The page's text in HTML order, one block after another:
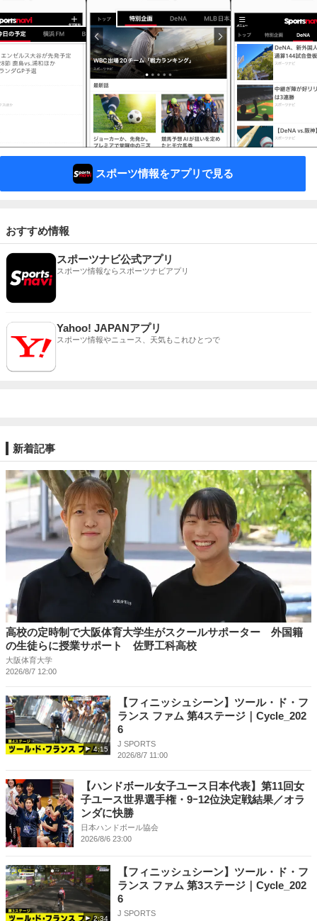
スポーツ情報をアプリで見る
おすすめ情報
スポーツナビ公式アプリ
スポーツ情報ならスポーツナビアプリ
Yahoo! JAPANアプリ
スポーツ情報やニュース、天気もこれひとつで
新着記事
高校の定時制で大阪体育大学生がスクールサポーター 外国籍
の生徒らに授業サポート 佐野工科高校
大阪体育大学
2026/8/7 12:00
4:15
【フィニッシュシーン】ツール・ド・フ
ランス ファム 第4ステージ｜Cycle_202
6
J SPORTS
2026/8/7 11:00
【ハンドボール女子ユース日本代表】第11回女
子ユース世界選手権・9ｰ12位決定戦結果／オラ
ンダに快勝
日本ハンドボール協会
2026/8/6 23:00
2:34
【フィニッシュシーン】ツール・ド・フ
ランス ファム 第3ステージ｜Cycle_202
6
J SPORTS